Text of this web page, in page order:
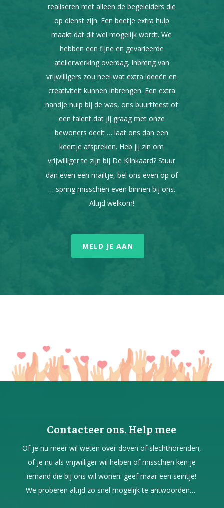
realiseren met alleen de begeleiders die
op dienst zijn. Een beetje extra hulp
maakt dat dit wel mogelijk wordt. We
hebben een fijne en gevarieerde
atelierwerking overdag. Inbreng van
vrijwilligers zou heel wat extra ideeën en
creativiteit kunnen inbrengen. Een extra
handje hulp bij de was, ons buurtfeest of
een talent dat jij graag met onze
bewoners deelt … laat ons dan een
keertje afspreken. Heb jij zin om
vrijwilliger te zijn bij De Klinkaard? Stuur
dan even een mailtje, bel ons even op of
… spring misschien even binnen bij ons.
Altijd welkom!
MELD JE AAN
Contacteer ons. Help mee
Of je nu meer wil weten over doven of slechthorenden,
of je nu als vrijwilliger wil helpen of misschien ken je
iemand die bij ons wil wonen: geef maar een seintje!
We proberen altijd zo snel mogelijk te antwoorden…